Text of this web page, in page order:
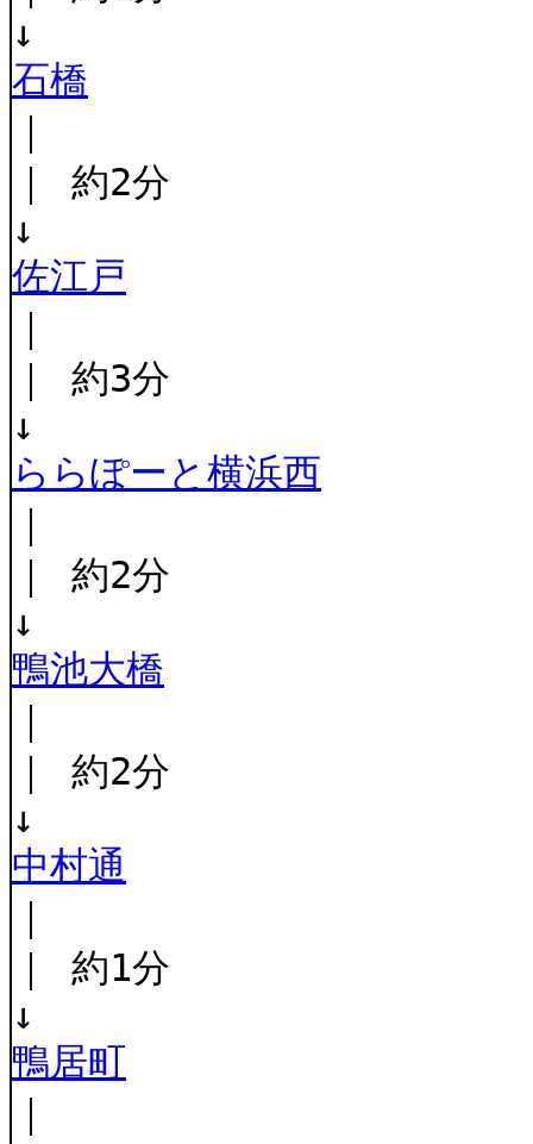
↓
石橋
｜ 約2分
↓
佐江戸
｜ 約3分
↓
ららぽーと横浜西
｜ 約2分
↓
鴨池大橋
｜ 約2分
↓
中村通
｜ 約1分
↓
鴨居町